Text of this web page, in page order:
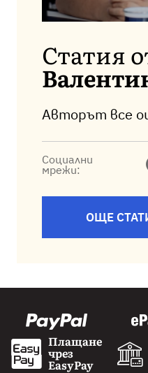
Статия
Авторът все
Социални
мрежи:
ОЩЕ
Плащане
чрез
EasyPay